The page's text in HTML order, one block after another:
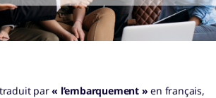
traduit par« l’embarquement »en français,